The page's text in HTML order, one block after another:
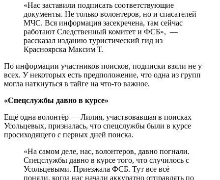
«Нас заставили подписать соответствующие
документы. Не только волонтеров, но и спасателей
МЧС. Вся информация засекречена, там сейчас
работают Следственный комитет и ФСБ», —
рассказал изданию туристический гид из
Красноярска Максим Т.
По информации участников поисков, подписки взяли не у
всех. У некоторых есть предположение, что одна из групп
могла наткнуться в тайге на что-то важное.
«Спецслужбы давно в курсе»
Ещё одна волонтёр — Лилия, участвовавшая в поисках
Усольцевых, призналась, что спецслужбы были в курсе
просиходящего с первых дней поиска.
«На самом деле, нас, волонтеров, давно погнали.
Спецслужбы давно в курсе того, что случилось с
Усольцевыми. Приезжала ФСБ. Тут все всё
поняли, когда нас начали аккуратно отправлять по